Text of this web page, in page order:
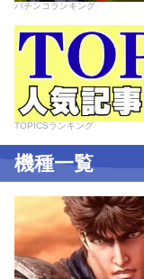
パチンコランキング
TOPICSランキング
機種一覧